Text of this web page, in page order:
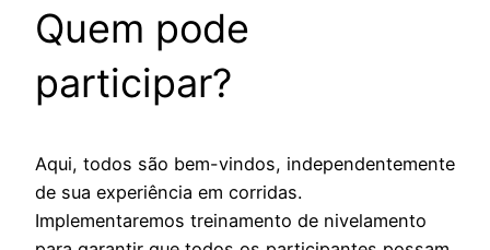
Quem pode
participar?
Aqui, todos são bem-vindos, independentemente
de sua experiência em corridas.
Implementaremos treinamento de nivelamento